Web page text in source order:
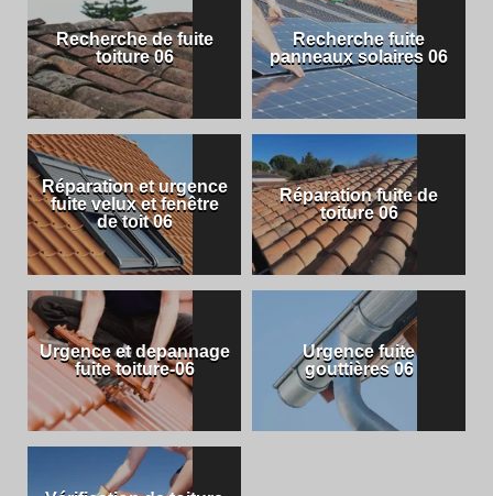
Recherche de fuite
toiture 06
Recherche fuite
panneaux solaires 06
Réparation et urgence
fuite velux et fenêtre
de toit 06
Réparation fuite de
toiture 06
Urgence et depannage
fuite toiture-06
Urgence fuite
gouttières 06